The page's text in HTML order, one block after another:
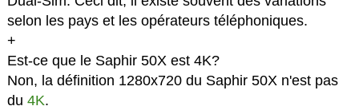
selon les pays et les opérateurs téléphoniques.
+
Est-ce que le Saphir 50X est 4K?
Non, la définition 1280x720 du Saphir 50X n'est pas
du 4K.